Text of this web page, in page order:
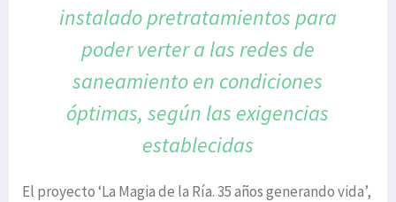
instalado pretratamientospara
poder verter a las redes de
saneamientoen condiciones
óptimas, según las exigencias
establecidas
El proyecto ‘La Magia de la Ría. 35 años generando vida’,